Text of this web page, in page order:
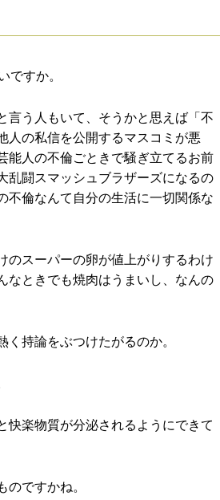
ですか。
言う人もいて、そうかと思えば「不
人の私信を公開するマスコミが悪
能人の不倫ごときで騒ぎ立てるお前
乱闘スマッシュブラザーズになるの
不倫なんて自分の生活に一切関係な
のスーパーの卵が値上がりするわけ
なときでも焼肉はうまいし、なんの
持論をぶつけたがるのか。
快楽物質が分泌されるようにできて
ですかね。